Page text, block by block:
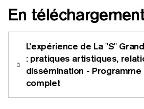
En
L’expérience de La"S"
: pratiques artistiques,
dis­sémi­na­tion - Programme
complet